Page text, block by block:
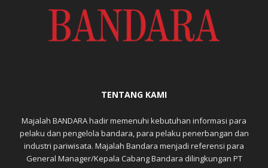
TENTANG KAMI
Majalah BANDARA hadir memenuhi kebutuhan informasi para
pelaku dan pengelola bandara, para pelaku penerbangan dan
industri pariwisata. Majalah Bandara menjadi referensi para
General Manager/Kepala Cabang Bandara dilingkungan PT